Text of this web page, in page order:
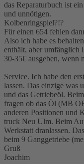
das Reparaturbuch ist
und unnötigen.
Kolbenringspiel?!?
Für einen 654 fehlen
Also ich habe es
enthält, aber umfänglich
30-35€ ausgeben, wenn
Service. Ich habe den
lassen. Das einzige was
und das Getriebeöl.
fragen ob das Öl (MB
anderen Positionen und
truck Neu Ulm. Beim
Werkstatt dranlassen.
beim 9 Ganggetriebe
Gruß
Joachim